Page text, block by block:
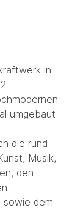
in
umgebaut
die rund
Musik,
den
sowie dem